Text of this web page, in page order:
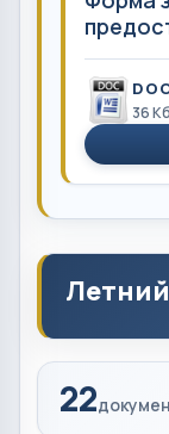
36 Кб
22